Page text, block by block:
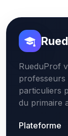
RueduProf
professeurs
particuliers
du primaire
Plateforme